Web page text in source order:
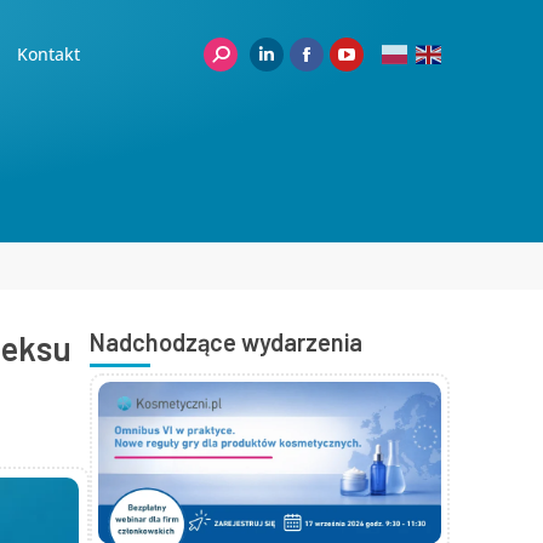
Kontakt
Nadchodzące wydarzenia